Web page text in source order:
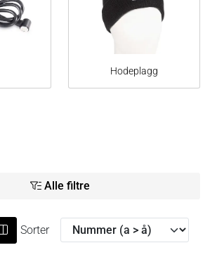
Hodeplagg
Alle filtre
Sorter